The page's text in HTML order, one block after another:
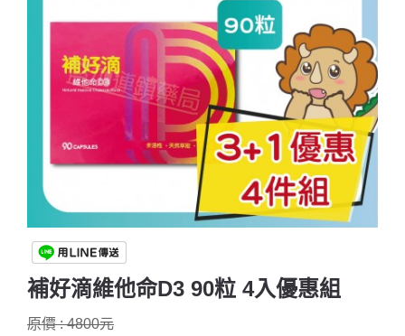
補好滴維他命D3 90粒 4入優惠組
原價 : 4800元